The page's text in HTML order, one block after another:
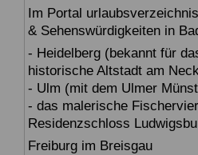
Im Portal
& Sehenswürdigkeiten in
- Heidelberg (bekannt für
historische Altstadt am
- Ulm (mit dem Ulmer
- das malerische
Residenzschloss
Freiburg im Breisgau